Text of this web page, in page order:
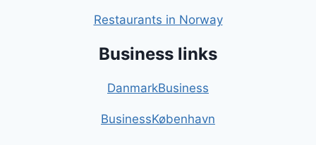
Restaurants in Norway
Business links
DanmarkBusiness
BusinessKøbenhavn